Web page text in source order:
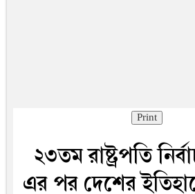
Print
২৩তম রাষ্ট্রপতি
এর পর দেশের